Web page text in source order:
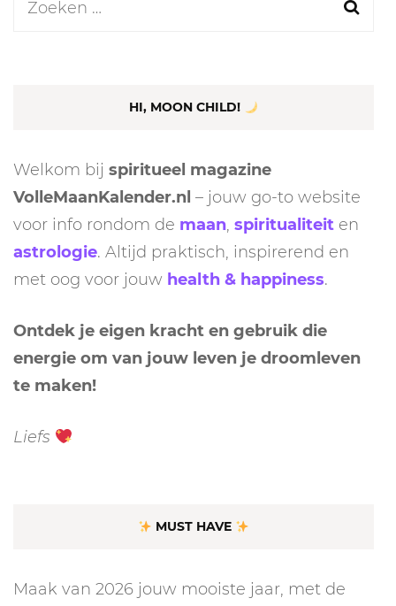
Zoeken
HI, MOON CHILD!
Welkom bij spiritueel magazine
VolleMaanKalender.nl – jouw go-to website
voor info rondom de maan, spiritualiteit en
astrologie. Altijd praktisch, inspirerend en
met oog voor jouw health & happiness.
Ontdek je eigen kracht en gebruik die
energie om van jouw leven je droomleven
te maken!
Liefs
MUST HAVE
Maak van 2026 jouw mooiste jaar, met de